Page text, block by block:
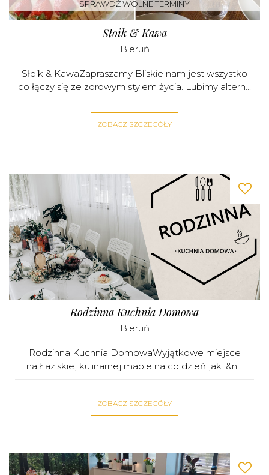
SPRAWDŹ WOLNE TERMINY
Słoik & Kawa
Bieruń
Słoik & KawaZapraszamy Bliskie nam jest wszystko
co łączy się ze zdrowym stylem życia. Lubimy altern...
ZOBACZ SZCZEGÓŁY
Rodzinna Kuchnia Domowa
Bieruń
Rodzinna Kuchnia DomowaWyjątkowe miejsce
na Łaziskiej kulinarnej mapie na co dzień jak i&n...
ZOBACZ SZCZEGÓŁY